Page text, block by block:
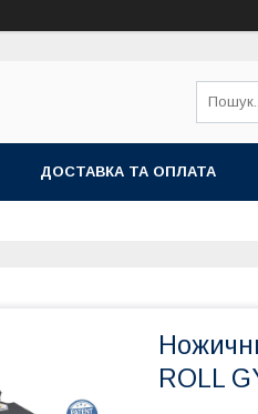
ДОСТАВКА ТА ОПЛАТА
ROLL